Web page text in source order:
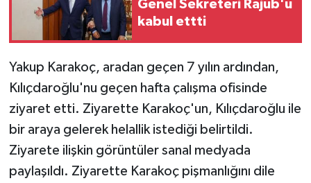
Genel Sekreteri Rajub'u
kabul ettti
Yakup Karakoç, aradan geçen 7 yılın ardından,
Kılıçdaroğlu'nu geçen hafta çalışma ofisinde
ziyaret etti. Ziyarette Karakoç'un, Kılıçdaroğlu ile
bir araya gelerek helallik istediği belirtildi.
Ziyarete ilişkin görüntüler sanal medyada
paylaşıldı. Ziyarette Karakoç pişmanlığını dile